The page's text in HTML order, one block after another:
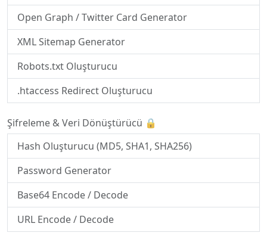
Open Graph / Twitter Card Generator
XML Sitemap Generator
Robots.txt Oluşturucu
.htaccess Redirect Oluşturucu
Şifreleme & Veri Dönüştürücü 🔒
Hash Oluşturucu (MD5, SHA1, SHA256)
Password Generator
Base64 Encode / Decode
URL Encode / Decode